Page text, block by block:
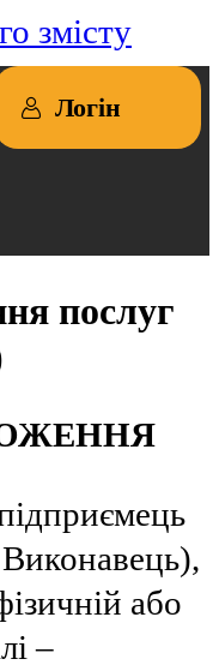
змісту
Логін
послуг
або
–